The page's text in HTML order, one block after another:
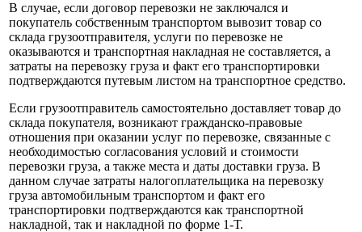
В случае, если договор перевозки не заключался и
покупатель собственным транспортом вывозит товар со
склада грузоотправителя, услуги по перевозке не
оказываются и транспортная накладная не составляется, а
затраты на перевозку груза и факт его транспортировки
подтверждаются путевым листом на транспортное средство.
Если грузоотправитель самостоятельно доставляет товар до
склада покупателя, возникают гражданско-правовые
отношения при оказании услуг по перевозке, связанные с
необходимостью согласования условий и стоимости
перевозки груза, а также места и даты доставки груза. В
данном случае затраты налогоплательщика на перевозку
груза автомобильным транспортом и факт его
транспортировки подтверждаются как транспортной
накладной, так и накладной по форме 1‑Т.